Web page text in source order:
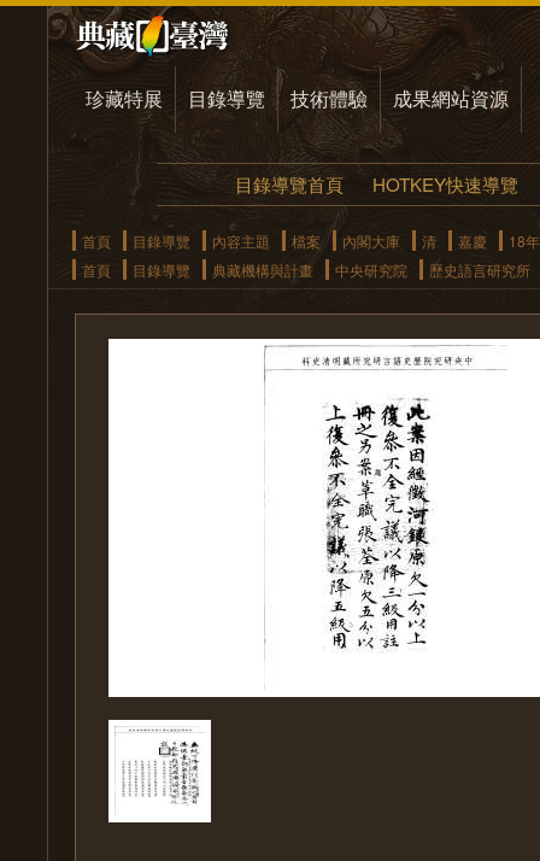
珍藏特展 目錄導覽 技術體驗 成果網站資源
目錄導覽首頁 HOTKEY快速導覽
首頁 目錄導覽 內容主題 檔案 內閣大庫 清 嘉慶
18年
首頁
目錄導覽 典藏機構與計畫 中央研究院 歷史語言研究所